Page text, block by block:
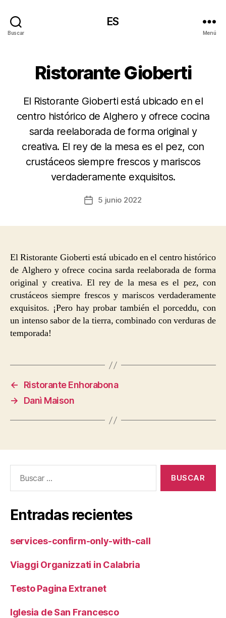
Buscar
ES
Menú
Ristorante Gioberti
El Ristorante Gioberti está ubicado en el
centro histórico de Alghero y ofrece cocina
sarda reelaborada de forma original y
creativa. El rey de la mesa es el pez, con
crustáceos siempre frescos y mariscos
verdaderamente exquisitos.
Fecha5 junio 2022
El Ristorante Gioberti está ubicado en el centro histórico
de Alghero y ofrece cocina sarda reelaborada de forma
original y creativa. El rey de la mesa es el pez, con
crustáceos siempre frescos y mariscos verdaderamente
exquisitos. ¡Pero hay probar también el porceddu, con
un intenso sabor de la tierra, combinado con verduras de
temporada!
←
Ristorante Enhorabona
→
Danì Maison
Entradas recientes
services-confirm-only-with-call
Viaggi Organizzati in Calabria
Testo Pagina Extranet
Iglesia de San Francesco